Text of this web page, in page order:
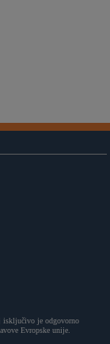
isključivo je odgovorno
Evropske unije.